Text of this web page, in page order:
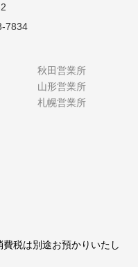
7834
秋田営業所
山形営業所
札幌営業所
税は別途お預かりいたし